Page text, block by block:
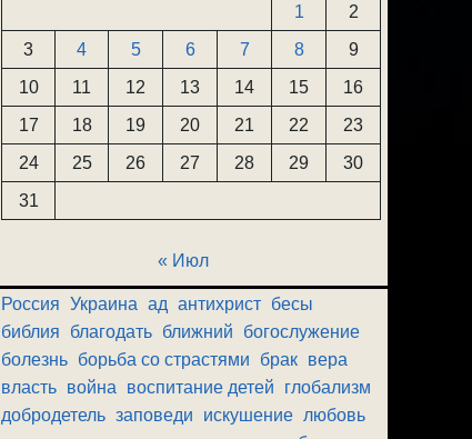
1
2
3
4 5 6 7 8
9
10
11 12 13 14 15
16
17
18 19 20 21 22
23
24
25 26 27 28 29
30
31
« Июл
Россия Украина ад антихрист бесы
библия
благодать ближний
богослужение
болезнь борьба со страстями брак вера
власть война воспитание детей
глобализм
добродетель заповеди искушение любовь